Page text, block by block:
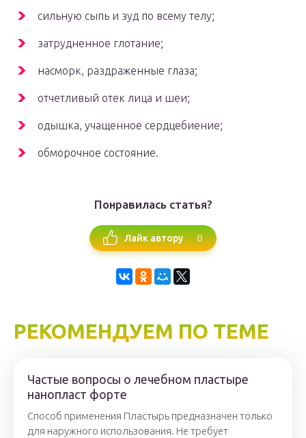
сильную сыпь и зуд по всему телу;
затрудненное глотание;
насморк, раздраженные глаза;
отчетливый отек лица и шеи;
одышка, учащенное сердцебиение;
обморочное состояние.
Понравилась статья?
Лайк автору 0
РЕКОМЕНДУЕМ ПО ТЕМЕ
Частые вопросы о лечебном пластыре
нанопласт форте
Способ применения Пластырь предназначен только
для наружного использования. Не требует